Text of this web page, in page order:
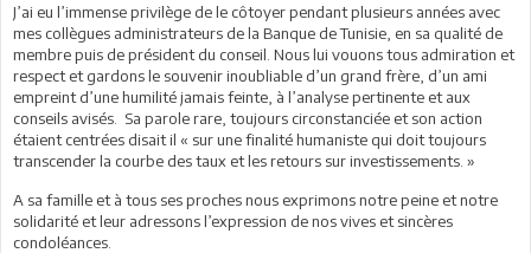
J’ai eu l’immense privilège de le côtoyer pendant plusieurs années avec
mes collègues administrateurs de la Banque de Tunisie, en sa qualité de
membre puis de président du conseil. Nous lui vouons tous admiration et
respect et gardons le souvenir inoubliable d’un grand frère, d’un ami
empreint d’une humilité jamais feinte, à l’analyse pertinente et aux
conseils avisés. Sa parole rare, toujours circonstanciée et son action
étaient centrées disait il « sur une finalité humaniste qui doit toujours
transcender la courbe des taux et les retours sur investissements. »
A sa famille et à tous ses proches nous exprimons notre peine et notre
solidarité et leur adressons l’expression de nos vives et sincères
condoléances.